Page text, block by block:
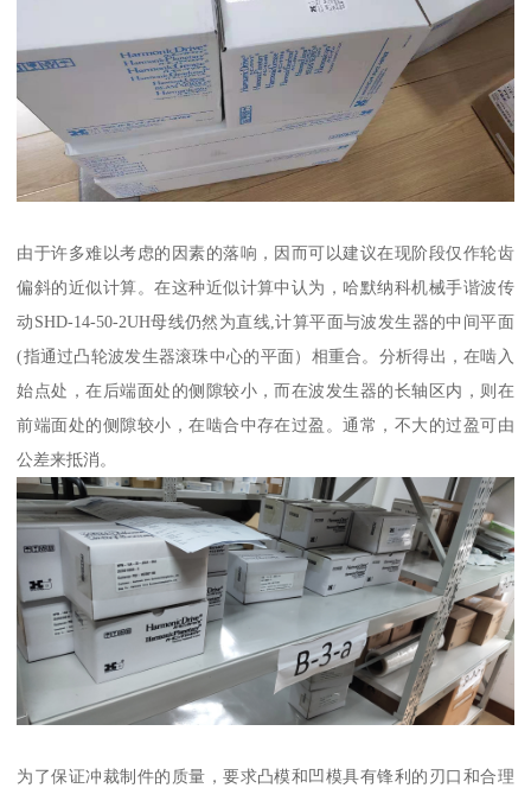
由于许多难以考虑的因素的落响，因而可以建议在现阶段仅作轮齿
偏斜的近似计算。在这种近似计算中认为，哈默纳科机械手谐波传
动SHD-14-50-2UH母线仍然为直线,计算平面与波发生器的中间平面
(指通过凸轮波发生器滚珠中心的平面）相重合。分析得出，在啮入
始点处，在后端面处的侧隙较小，而在波发生器的长轴区内，则在
前端面处的侧隙较小，在啮合中存在过盈。通常，不大的过盈可由
公差来抵消。
为了保证冲裁制件的质量，要求凸模和凹模具有锋利的刃口和合理